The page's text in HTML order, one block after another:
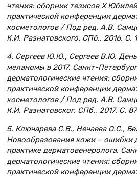
чтения: сборник тезисов X
практической конференции
косметологов / Под ред. А.В.
К.И. Разнатовского. СПб., 2016. С.
4. Сергеев Ю.Ю., Сергеев В.Ю. День
меланомы в 2017. Санкт-
дерматологические чтения:
практической конференции
косметологов / Под ред. А.В.
К.И. Разнатовског. СПб., 2017. С.
5. Ключарева С.В., Нечаева О.С.,
Новообразования кожи – ошибки
практике дерматовенеролога.
дерматологические чтения:
практической конференции